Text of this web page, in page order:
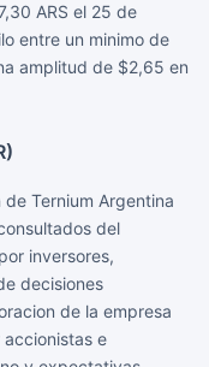
ARS el 25 de
entre un minimo de
amplitud de $2,65 en
Ternium Argentina
del
inversores,
decisiones
de la empresa
e